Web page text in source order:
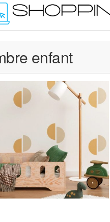
enfant